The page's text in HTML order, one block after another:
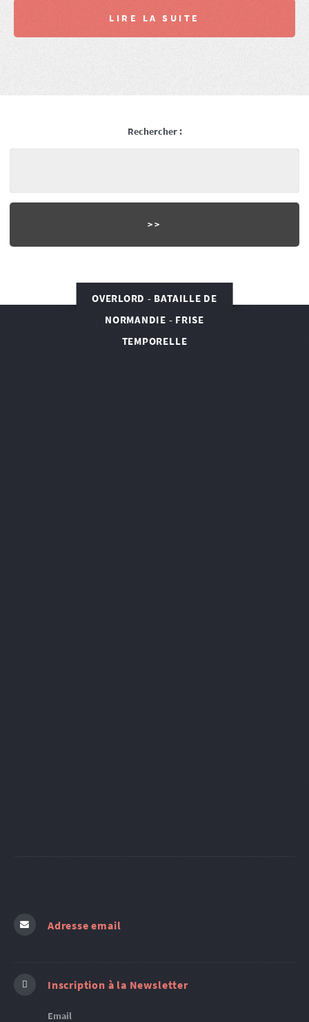
LIRE LA SUITE
Rechercher :
OVERLORD - BATAILLE DE
NORMANDIE - FRISE
TEMPORELLE
Adresse email
Inscription à la Newsletter
Email